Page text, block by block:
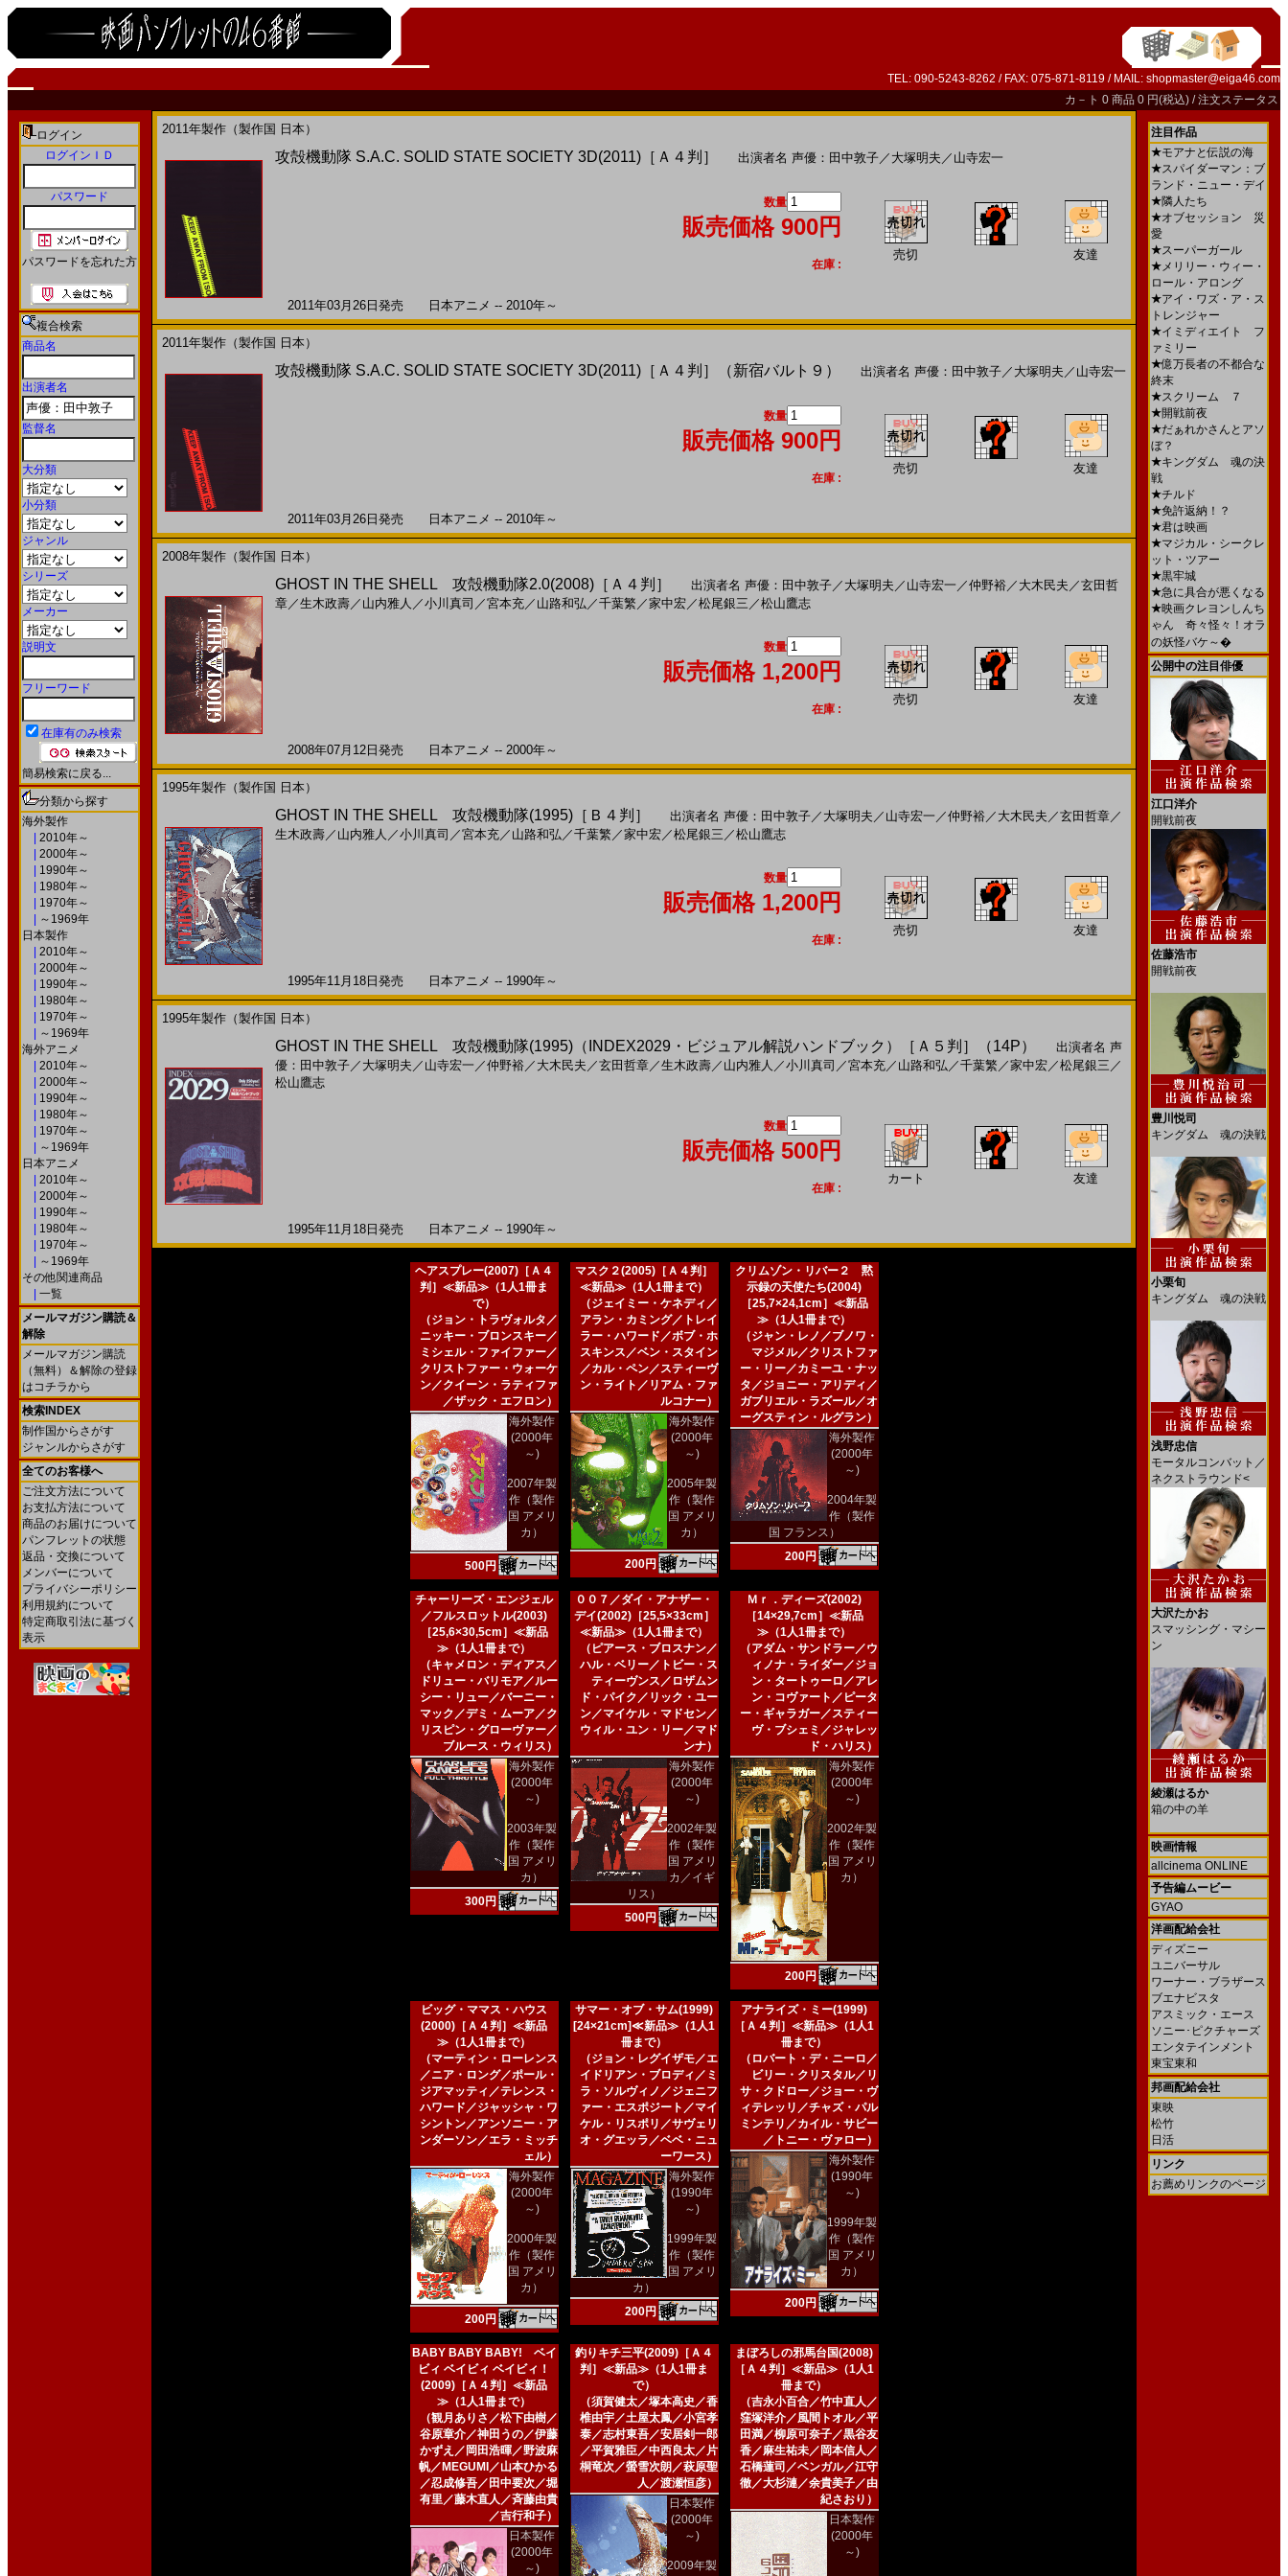
TEL: 090-5243-8262 / FAX: 075-871-8119 / MAIL: shopmaster@eiga46.com
カ－ト 0 商品 0 円(税込) /注文ステータス
ログイン
ログインＩＤ
パスワード
パスワードを忘れた方
複合検索
商品名
出演者名
監督名
大分類
小分類
ジャンル
シリーズ
メーカー
説明文
フリーワード
在庫有のみ検索
簡易検索に戻る...
分類から探す
海外製作
2010年～
2000年～
1990年～
1980年～
1970年～
～1969年
日本製作
2010年～
2000年～
1990年～
1980年～
1970年～
～1969年
海外アニメ
2010年～
2000年～
1990年～
1980年～
1970年～
～1969年
日本アニメ
2010年～
2000年～
1990年～
1980年～
1970年～
～1969年
その他関連商品
一覧
メールマガジン購読＆
解除
メールマガジン購読
（無料）＆解除の登録
はコチラから
検索INDEX
制作国からさがす
ジャンルからさがす
全てのお客様へ
ご注文方法について
お支払方法について
商品のお届けについて
パンフレットの状態
返品・交換について
メンバーについて
プライバシーポリシー
利用規約について
特定商取引法に基づく
表示
2011年製作（製作国 日本）
攻殻機動隊 S.A.C. SOLID STATE SOCIETY 3D(2011)［Ａ４判］ 出演者名 声優：田中敦子／ 大塚明夫 ／ 山寺宏一
数量
販売価格 900円
在庫 :
売切 友達
2011年03月26日発売 日本アニメ -- 2010年～
2011年製作（製作国 日本）
攻殻機動隊 S.A.C. SOLID STATE SOCIETY 3D(2011)［Ａ４判］（新宿バルト９） 出演者名 声優：田中敦子／ 大塚明夫 ／ 山寺宏一
数量
販売価格 900円
在庫 :
売切 友達
2011年03月26日発売 日本アニメ -- 2010年～
2008年製作（製作国 日本）
GHOST IN THE SHELL 攻殻機動隊2.0(2008)［Ａ４判］ 出演者名 声優：田中敦子／ 大塚明夫 ／ 山寺宏一 ／仲野裕／ 大木民夫 ／玄田哲
章／生木政壽／ 山内雅人 ／小川真司 ／宮本充／ 山路和弘 ／千葉繁 ／家中宏／松尾銀三 ／松山鷹志
数量
販売価格 1,200円
在庫 :
売切 友達
2008年07月12日発売 日本アニメ -- 2000年～
1995年製作（製作国 日本）
GHOST IN THE SHELL 攻殻機動隊(1995)［Ｂ４判］ 出演者名 声優：田中敦子／ 大塚明夫 ／ 山寺宏一 ／仲野裕／ 大木民夫 ／玄田哲章／
生木政壽／ 山内雅人 ／小川真司 ／宮本充／ 山路和弘 ／千葉繁 ／家中宏／松尾銀三 ／松山鷹志
数量
販売価格 1,200円
在庫 :
売切 友達
1995年11月18日発売 日本アニメ -- 1990年～
1995年製作（製作国 日本）
GHOST IN THE SHELL 攻殻機動隊(1995)（INDEX2029・ビジュアル解説ハンドブック）［Ａ５判］（14P） 出演者名 声
優：田中敦子／ 大塚明夫 ／ 山寺宏一 ／仲野裕／ 大木民夫 ／玄田哲章／生木政壽／ 山内雅人 ／小川真司 ／宮本充／ 山路和弘 ／千葉繁 ／家中宏／松尾銀三 ／
松山鷹志
数量
販売価格 500円
在庫 :
カート 友達
1995年11月18日発売 日本アニメ -- 1990年～
ヘアスプレー(2007)［Ａ４
判］≪新品≫（1人1冊ま
で）
（ジョン・トラヴォルタ／
ニッキー・ブロンスキー／
ミシェル・ファイファー／
クリストファー・ウォーケ
ン／クイーン・ラティファ
／ザック・エフロン）
海外製作
(2000年
～)
2007年製
作（製作
国 アメリ
カ）
500円
マスク２(2005)［Ａ４判］
≪新品≫（1人1冊まで）
（ジェイミー・ケネディ／
アラン・カミング／トレイ
ラー・ハワード／ボブ・ホ
スキンス／ベン・スタイン
／カル・ペン／スティーヴ
ン・ライト／リアム・ファ
ルコナー）
海外製作
(2000年
～)
2005年製
作（製作
国 アメリ
カ）
200円
クリムゾン・リバー２ 黙
示録の天使たち(2004)
［25,7×24,1cm］≪新品
≫（1人1冊まで）
（ジャン・レノ／ブノワ・
マジメル／クリストファ
ー・リー／カミーユ・ナッ
タ／ジョニー・アリディ／
ガブリエル・ラズール／オ
ーグスティン・ルグラン）
海外製作
(2000年
～)
2004年製
作（製作
国 フランス）
200円
チャーリーズ・エンジェル
／フルスロットル(2003)
［25,6×30,5cm］≪新品
≫（1人1冊まで）
（キャメロン・ディアス／
ドリュー・バリモア／ルー
シー・リュー／バーニー・
マック／デミ・ムーア／ク
リスピン・グローヴァー／
ブルース・ウィリス）
海外製作
(2000年
～)
2003年製
作（製作
国 アメリ
カ）
300円
００７／ダイ・アナザー・
デイ(2002)［25,5×33cm］
≪新品≫（1人1冊まで）
（ピアース・ブロスナン／
ハル・ベリー／トビー・ス
ティーヴンス／ロザムン
ド・パイク／リック・ユー
ン／マイケル・マドセン／
ウィル・ユン・リー／マド
ンナ）
海外製作
(2000年
～)
2002年製
作（製作
国 アメリ
カ／イギ
リス）
500円
Ｍｒ．ディーズ(2002)
［14×29,7cm］≪新品
≫（1人1冊まで）
（アダム・サンドラー／ウ
ィノナ・ライダー／ジョ
ン・タートゥーロ／アレ
ン・コヴァート／ピータ
ー・ギャラガー／スティー
ヴ・ブシェミ／ジャレッ
ド・ハリス）
海外製作
(2000年
～)
2002年製
作（製作
国 アメリ
カ）
200円
ビッグ・ママス・ハウス
(2000)［Ａ４判］≪新品
≫（1人1冊まで）
（マーティン・ローレンス
／ニア・ロング／ポール・
ジアマッティ／テレンス・
ハワード／ジャッシャ・ワ
シントン／アンソニー・ア
ンダーソン／エラ・ミッチ
ェル）
海外製作
(2000年
～)
2000年製
作（製作
国 アメリ
カ）
200円
サマー・オブ・サム(1999)
[24×21cm]≪新品≫（1人1
冊まで）
（ジョン・レグイザモ／エ
イドリアン・ブロディ／ミ
ラ・ソルヴィノ／ジェニフ
ァー・エスポジート／マイ
ケル・リスポリ／サヴェリ
オ・グエッラ／ベベ・ニュ
ーワース）
海外製作
(1990年
～)
1999年製
作（製作
国 アメリ
カ）
200円
アナライズ・ミー(1999)
［Ａ４判］≪新品≫（1人1
冊まで）
（ロバート・デ・ニーロ／
ビリー・クリスタル／リ
サ・クドロー／ジョー・ヴ
ィテレッリ／チャズ・パル
ミンテリ／カイル・サビー
／トニー・ヴァロー）
海外製作
(1990年
～)
1999年製
作（製作
国 アメリ
カ）
200円
BABY BABY BABY! ベイ
ビィ ベイビィ ベイビィ！
(2009)［Ａ４判］≪新品
≫（1人1冊まで）
（観月ありさ／松下由樹／
谷原章介／神田うの／伊藤
かずえ／岡田浩暉／野波麻
帆／MEGUMI／山本ひかる
／忍成修吾／田中要次／堀
有里／藤木直人／斉藤由貴
／吉行和子）
日本製作
(2000年
～)
釣りキチ三平(2009)［Ａ４
判］≪新品≫（1人1冊ま
で）
（須賀健太／塚本高史／香
椎由宇／土屋太鳳／小宮孝
泰／志村東吾／安居剣一郎
／平賀雅臣／中西良太／片
桐竜次／螢雪次朗／萩原聖
人／渡瀬恒彦）
日本製作
(2000年
～)
2009年製
まぼろしの邪馬台国(2008)
［Ａ４判］≪新品≫（1人1
冊まで）
（吉永小百合／竹中直人／
窪塚洋介／風間トオル／平
田満／柳原可奈子／黒谷友
香／麻生祐未／岡本信人／
石橋蓮司／ベンガル／江守
徹／大杉漣／余貴美子／由
紀さおり）
日本製作
(2000年
～)
注目作品
★モアナと伝説の海
★スパイダーマン：ブ
ランド・ニュー・デイ
★隣人たち
★オブセッション 災
愛
★スーパーガール
★メリリー・ウィー・
ロール・アロング
★アイ・ワズ・ア・ス
トレンジャー
★イミディエイト フ
ァミリー
★億万長者の不都合な
終末
★スクリーム ７
★開戦前夜
★だぁれかさんとアソ
ぼ？
★キングダム 魂の決
戦
★チルド
★免許返納！？
★君は映画
★マジカル・シークレ
ット・ツアー
★黒牢城
★急に具合が悪くなる
★映画クレヨンしんち
ゃん 奇々怪々！オラ
の妖怪バケ～�
公開中の注目俳優
江口洋介
開戦前夜
佐藤浩市
開戦前夜
豊川悦司
キングダム 魂の決戦
小栗旬
キングダム 魂の決戦
浅野忠信
モータルコンバット／
ネクストラウンド<
大沢たかお
スマッシング・マシー
ン
綾瀬はるか
箱の中の羊
映画情報
allcinema ONLINE
予告編ムービー
GYAO
洋画配給会社
ディズニー
ユニバーサル
ワーナー・ブラザース
ブエナビスタ
アスミック・エース
ソニー･ピクチャーズ
エンタテインメント
東宝東和
邦画配給会社
東映
松竹
日活
リンク
お薦めリンクのページ